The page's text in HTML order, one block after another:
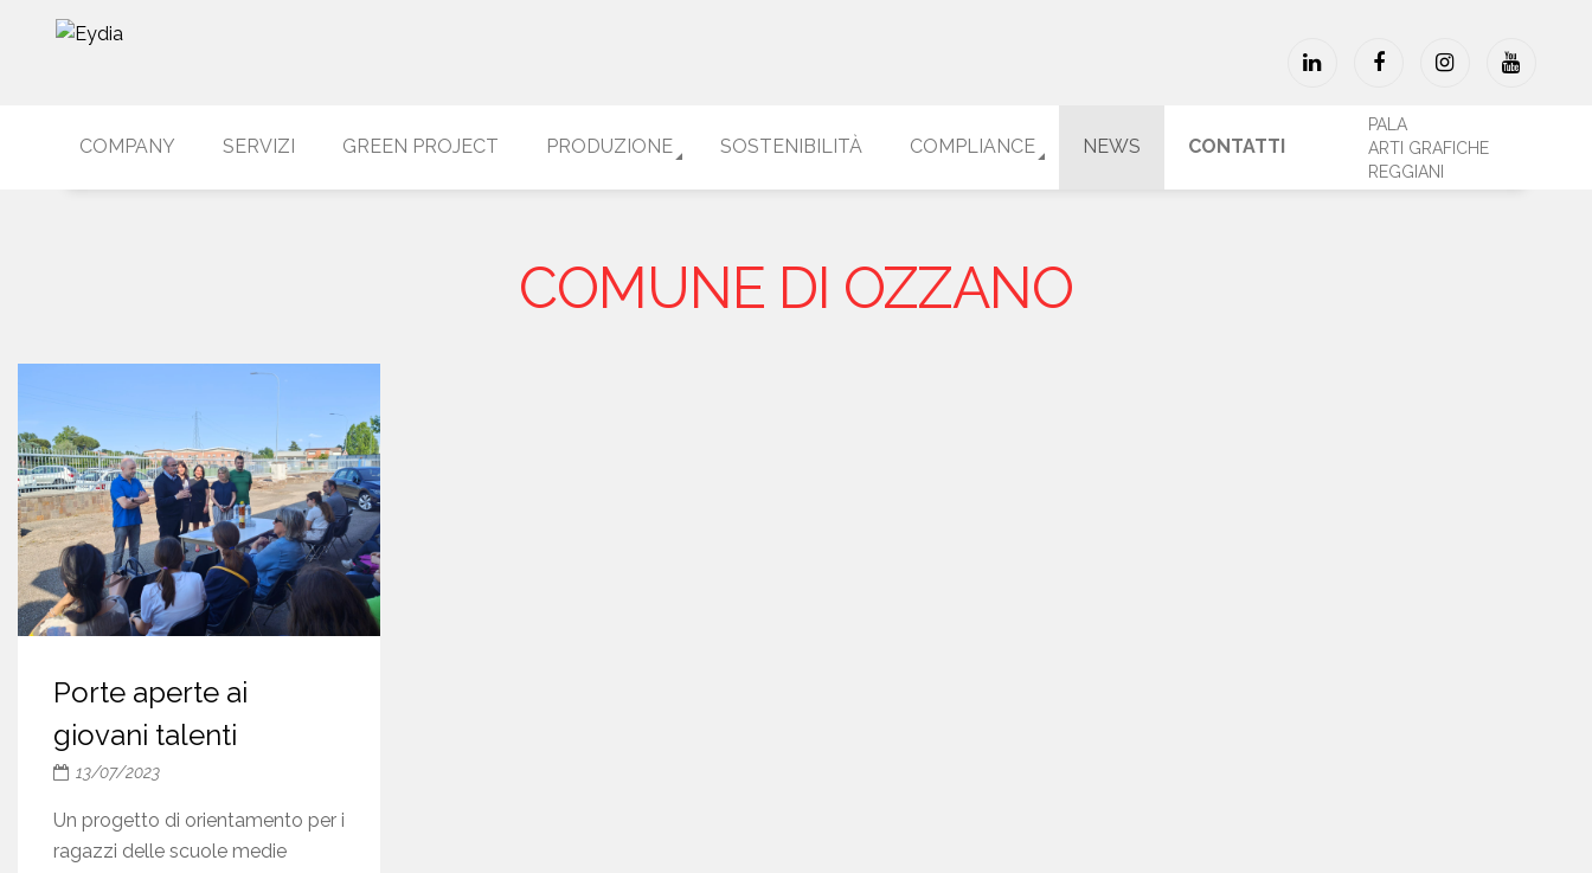
COMPANY SERVIZI GREEN PROJECT PRODUZIONE SOSTENIBILITÀ COMPLIANCE NEWS CONTATTI
PALA
ARTI GRAFICHE
REGGIANI
COMUNE DI OZZANO
Porte aperte ai
giovani talenti
13/07/2023
Un progetto di orientamento per i
ragazzi delle scuole medie